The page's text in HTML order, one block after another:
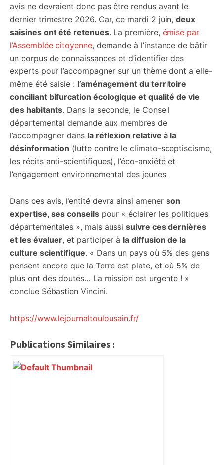
avis ne devraient donc pas être rendus avant le
dernier trimestre 2026. Car, ce mardi 2 juin, deux
saisines ont été retenues. La première, émise par
l’Assemblée citoyenne, demande à l’instance de bâtir
un corpus de connaissances et d’identifier des
experts pour l’accompagner sur un thème dont a elle-
même été saisie : l’aménagement du territoire
conciliant bifurcation écologique et qualité de vie
des habitants. Dans la seconde, le Conseil
départemental demande aux membres de
l’accompagner dans la réflexion relative à la
désinformation (lutte contre le climato-sceptiscisme,
les récits anti-scientifiques), l’éco-anxiété et
l’engagement environnemental des jeunes.
Dans ces avis, l’entité devra ainsi amener son
expertise, ses conseils pour « éclairer les politiques
départementales », mais aussi suivre ces dernières
et les évaluer, et participer à la diffusion de la
culture scientifique. « Dans un pays où 5% des gens
pensent encore que la Terre est plate, et où 5% de
plus ont des doutes… La mission est urgente ! »
conclue Sébastien Vincini.
https://www.lejournaltoulousain.fr/
Publications Similaires :